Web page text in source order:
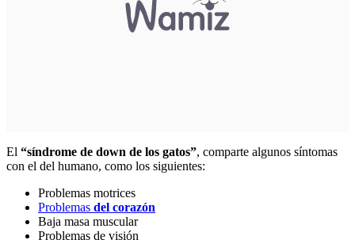
El “síndrome de down de los gatos”, comparte algunos síntomas
con el del humano, como los siguientes:
Problemas motrices
Problemas del corazón
Baja masa muscular
Problemas de visión